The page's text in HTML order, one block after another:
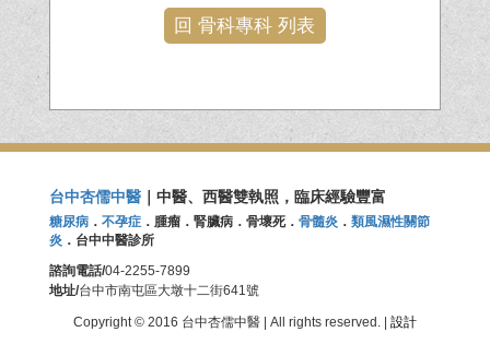
回 骨科專科 列表
台中杏儒中醫｜中醫、西醫雙執照，臨床經驗豐富
糖尿病． 不孕症．腫瘤．腎臟病．骨壞死． 骨髓炎． 類風濕性關節
炎．台中中醫診所
諮詢電話/04-2255-7899
地址/台中市南屯區大墩十二街641號
Copyright © 2016 台中杏儒中醫 | All rights reserved. | 設計